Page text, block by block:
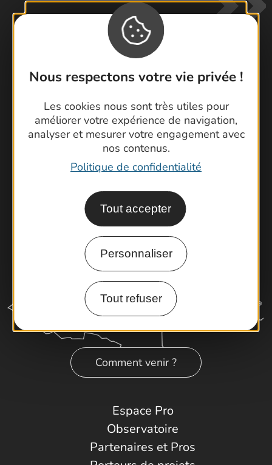
Nous respectons votre vie privée !
Les cookies nous sont très utiles pour
améliorer votre expérience de navigation,
analyser et mesurer votre engagement avec
nos contenus.
Politique de confidentialité
Tout accepter
Personnaliser
Tout refuser
Foire aux questions
Brochures
Cartoguides et Topoguides
Latitude Gard
Comment venir ?
Espace Pro
Observatoire
Partenaires et Pros